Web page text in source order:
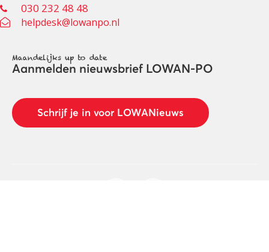
030 232 48 48
helpdesk@lowanpo.nl
Maandelijks up to date
Aanmelden nieuwsbrief LOWAN-PO
Schrijf je in voor LOWANieuws